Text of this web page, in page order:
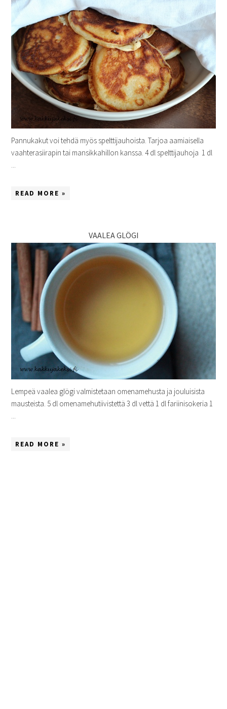
Pannukakut voi tehdä myös spelttijauhoista. Tarjoa aamiaisella
vaahterasiirapin tai mansikkahillon kanssa. 4 dl spelttijauhoja 1 dl
...
READ MORE »
VAALEA GLÖGI
Lempeä vaalea glögi valmistetaan omenamehusta ja jouluisista
mausteista. 5 dl omenamehutiivistettä 3 dl vettä 1 dl fariinisokeria 1
...
READ MORE »